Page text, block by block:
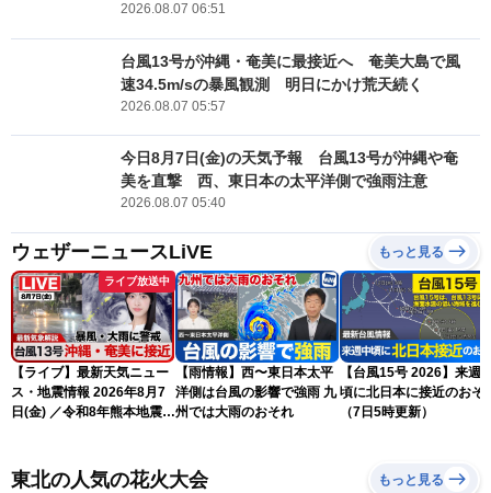
2026.08.07 06:51
台風13号が沖縄・奄美に最接近へ 奄美大島で風
速34.5m/sの暴風観測 明日にかけ荒天続く
2026.08.07 05:57
今日8月7日(金)の天気予報 台風13号が沖縄や奄
美を直撃 西、東日本の太平洋側で強雨注意
2026.08.07 05:40
ウェザーニュースLiVE もっと見る
ライブ放送中
【ライブ】最新天気ニュー
ス・地震情報 2026年8月7
日(金) ／令和8年熊本地震情
央・江川清音／有賀哲夫〉
【雨情報】西〜東日本太平
洋側は台風の影響で強雨 九
州では大雨のおそれ
【台風15号 2026】来週
頃に北日本に接近のおそ
（7日5時更新）
東北の人気の花火大会 もっと見る